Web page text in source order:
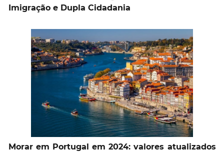
Imigração e Dupla Cidadania
Morar em Portugal em 2024: valores atualizados